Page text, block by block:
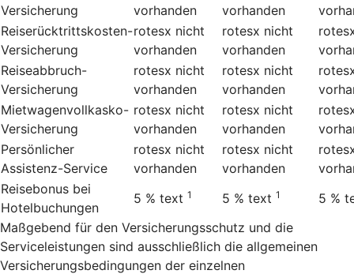
Versicherung
vorhanden
vorhanden
Reiserücktrittskosten-
Versicherung
rotesx nicht
vorhanden
rotesx nicht
vorhanden
Reiseabbruch-
Versicherung
rotesx nicht
vorhanden
rotesx nicht
vorhanden
Mietwagenvollkasko-
Versicherung
rotesx nicht
vorhanden
rotesx nicht
vorhanden
Persönlicher
Assistenz-Service
rotesx nicht
vorhanden
rotesx nicht
vorhanden
Reisebonus bei
Hotelbuchungen
5 % text 1 5 % text 1 5 %
Maßgebend für den Versicherungsschutz und die
Serviceleistungen sind ausschließlich die allgemeinen
Versicherungsbedingungen der einzelnen